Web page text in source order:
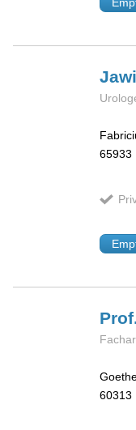
65933
60313